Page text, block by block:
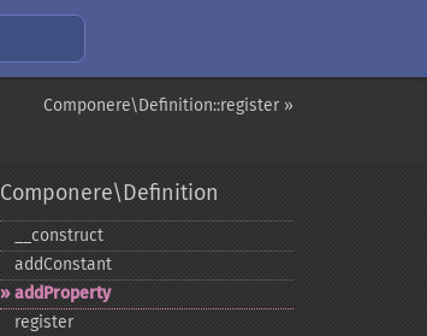
Componere\Definition::register »
Componere\Definition
_​_​construct
addConstant
addProperty
register